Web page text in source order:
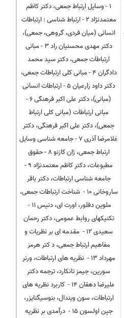
1 - وسایل ارتباط جمعی، دکتر کاظم
معتمدنژاد 2 - ارتباط شناسی : ارتباطات
انسانی (میان فردی، گروهی، جمعی)،
دکتر مهدی محسنیان راد 3 - مبانی
ارتباطات جمعی، دکتر سید محمد
دادگران 4 - مبانی کلی ارتباطات جمعی،
دکتر داود زارعیان 5 - ارتباطات انسانی
(مبانی)، دکتر علی اکبر فرهنگی 6 -
مبانی ارتباطات (مبانی کلی ارتباط
جمعی)، دکتر علی اکبر فرهنگی، دکتر
غلامرضا آذری 7 - جامعه شناسی وسایل
ارتباط جمعی، ژان کازنو 8 - حقوق
مطبوعات، دکتر کاظم معتمدنژاد 9 -
جامعه شناسی ارتباطات، دکتر باقر
ساروخانی 10 - شناخت ارتباطات جمعی،
ملوین دفلور، اورت ای، دنیس 11 -
تکنیکهای روابط عمومی، دکتر رحمان
سعیدی 12 - مقدمه ای بر نظریات و
مفاهیم ارتباط جمعی، د کتر هرمز
مهرداد 13 - نظریه های ارتباطات، ورنر
سورین، جیمز تانکارد، ترجمه دکتر
علیرضا دهقان 14 - کاربرد نظریه های
ارتباطات، سون ویندال، بنوسیگنایزر،
جین اولسون 15 - درآمدی بر نظریه